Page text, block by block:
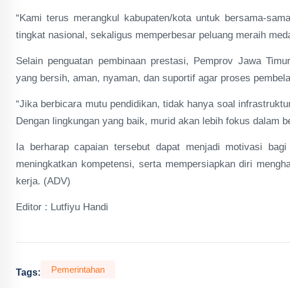
“Kami terus merangkul kabupaten/kota untuk bersama-
tingkat nasional, sekaligus memperbesar peluang meraih
Selain penguatan pembinaan prestasi, Pemprov Jawa
yang bersih, aman, nyaman, dan suportif agar proses
“Jika berbicara mutu pendidikan, tidak hanya soal
Dengan lingkungan yang baik, murid akan lebih fokus dalam
Ia berharap capaian tersebut dapat menjadi motivasi
meningkatkan kompetensi, serta mempersiapkan diri
kerja. (ADV)
Editor : Lutfiyu Handi
Tags: Pemerintahan